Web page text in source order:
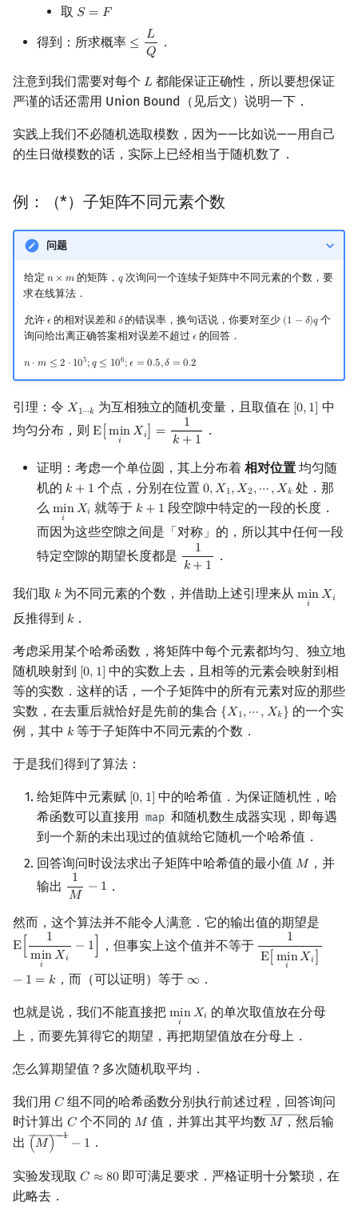
取 𝑆 = 𝐹
S=F
得到：所求概率 ≤ 𝐿
𝑄
≤L Q ．
注意到我们需要对每个 𝐿
L都能保证正确性，所以要想保证
严谨的话还需用 Union Bound（见后文）说明一下．
实践上我们不必随机选取模数，因为——比如说——用自己
的生日做模数的话，实际上已经相当于随机数了．
例：（*）子矩阵不同元素个数
问题
给定 𝑛 × 𝑚
n×m 的矩阵，𝑞
q 次询问一个连续子矩阵中不同元素的个数，要
求在线算法．
允许 𝜖
ϵ的相对误差和 𝛿
δ的错误率，换句话说，你要对至少 (1 − 𝛿)𝑞
(1−δ) q
个
询问给出离正确答案相对误差不超过 𝜖
ϵ的回答．
𝑛⋅ 𝑚 ≤ 2 ⋅ 105;𝑞 ≤ 106;𝜖 = 0.5,𝛿 = 0.2
n⋅ m≤2⋅105 ;q≤10 6 ϵ= 0.5,δ= 0.2
引理：令 𝑋1⋯𝑘
X1⋯k 为互相独立的随机变量，且取值在 [0,1]
[0,1] 中
均匀分布，则 E[min
𝑖 𝑋𝑖] =
1
𝑘 + 1
E[ miniXi]= 1k+ 1 ．
证明：考虑一个单位圆，其上分布着 相对位置 均匀随
机的 𝑘 + 1
k+1 个点，分别在位置 0,𝑋1,𝑋2,⋯,𝑋𝑘
0,X1,X2,⋯ ,Xk
处．那
么 min
𝑖 𝑋𝑖
miniXi 就等于 𝑘 + 1
k+1
段空隙中特定的一段的长度．
而因为这些空隙之间是「对称」的，所以其中任何一段
特定空隙的期望长度都是
1
𝑘+ 1
1k+1 ．
我们取 𝑘
k 为不同元素的个数，并借助上述引理来从min
𝑖 𝑋𝑖
miniXi
反推得到 𝑘
k ．
考虑采用某个哈希函数，将矩阵中每个元素都均匀、独立地
随机映射到 [0, 1]
[0, 1] 中的实数上去，且相等的元素会映射到相
等的实数．这样的话，一个子矩阵中的所有元素对应的那些
实数，在去重后就恰好是先前的集合 {𝑋1,⋯,𝑋𝑘}
{X1,⋯,Xk}
的一个实
例，其中 𝑘
k 等于子矩阵中不同元素的个数．
于是我们得到了算法：
给矩阵中元素赋 [0, 1]
[0, 1] 中的哈希值．为保证随机性，哈
希函数可以直接用 map 和随机数生成器实现，即每遇
到一个新的未出现过的值就给它随机一个哈希值．
回答询问时设法求出子矩阵中哈希值的最小值 𝑀
M ，并
输出
1
𝑀 − 1
1M− 1 ．
然而，这个算法并不能令人满意．它的输出值的期望是
E[
1
min
𝑖 𝑋𝑖
− 1
E[ 1miniXi− 1] ，但事实上这个值并不等于
1
E[min
𝑖 𝑋𝑖]
− 1 = 𝑘
1E[miniXi]−1
，而（可以证明）等于 ∞
∞ ．
也就是说，我们不能直接把 min
𝑖 𝑋𝑖
miniXi 的单次取值放在分母
上，而要先算得它的期望，再把期望值放在分母上．
怎么算期望值？多次随机取平均．
我们用 𝐶
C 组不同的哈希函数分别执行前述过程，回答询问
时计算出 𝐶
C 个不同的𝑀
M 值，并算出其平均数―――
𝑀
M―，然后输
出 (
―――
𝑀)−1 − 1
(M― )− 1 ．
实验发现取 𝐶 ≈80
C≈ 80
即可满足要求．严格证明十分繁琐，在
此略去．